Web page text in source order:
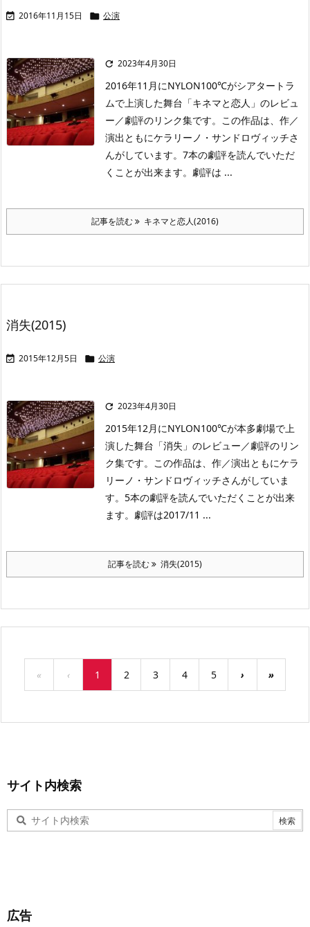
 2016年11月15日  公演
 2023年4月30日
2016年11月にNYLON100℃がシアタートラ
ムで上演した舞台「キネマと恋人」のレビュ
ー／劇評のリンク集です。この作品は、作／
演出ともにケラリーノ・サンドロヴィッチさ
んがしています。7本の劇評を読んでいただ
くことが出来ます。劇評は ...
記事を読む キネマと恋人(2016)
消失(2015)
 2015年12月5日  公演
 2023年4月30日
2015年12月にNYLON100℃が本多劇場で上
演した舞台「消失」のレビュー／劇評のリン
ク集です。この作品は、作／演出ともにケラ
リーノ・サンドロヴィッチさんがしていま
す。5本の劇評を読んでいただくことが出来
ます。劇評は2017/11 ...
記事を読む 消失(2015)
« ‹ 1 2 3 4 5 › »
サイト内検索
広告